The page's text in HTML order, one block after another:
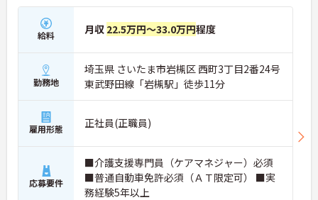
給料 月収 22.5万円～33.0万円程度
勤務地
埼玉県 さいたま市岩槻区 西町3丁目2番24号
東武野田線「岩槻駅」徒歩11分
雇用形態 正社員(正職員)
応募要件
■介護支援専門員（ケアマネジャー）必須
■普通自動車免許必須（ＡＴ限定可） ■実
務経験5年以上